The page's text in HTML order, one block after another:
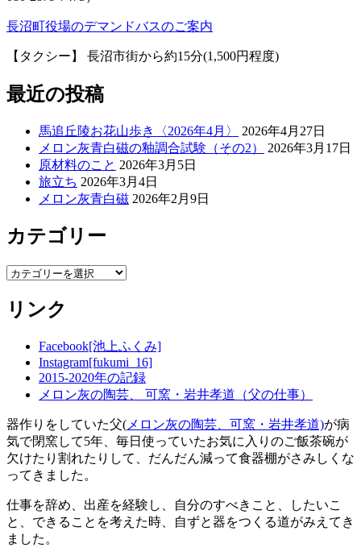
長沼町役場のデマンドバスのご案内
【タクシー】 長沼市街から約15分(1,500円程度)
最近の投稿
馬追丘陵お花山歩き〈2026年4月〉
2026年4月27日
メロン灰青白磁の釉調合試験（その2）
2026年3月17日
原材料のこと 2026年3月5日
旅立ち 2026年3月4日
メロン灰青白磁 2026年2月9日
カテゴリー
カ
ゴ
リ
リンク
Facebook[池上ふくみ]
Instagram[fukumi_16]
2015-2020年の記録
メロン灰の陶芸、 可窯・岩井孝道（父の仕事）
器作りをしていた父( メロン灰の陶芸、可窯・岩井孝道)が病
気で閉窯して5年、毎日使っていたお気に入りのご飯茶碗が
欠けたり割れたりして、だんだん減って食器棚がさみしくな
ってきました。
仕事を辞め、出産を経験し、自分のすべきこと、したいこ
と、できることを考えた時、自ずと器をつくる道がみえてき
ました。